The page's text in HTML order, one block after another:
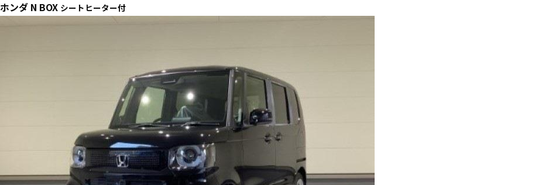
ホンダ N BOX シートヒーター付